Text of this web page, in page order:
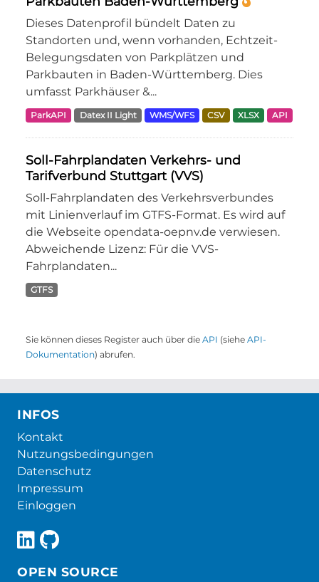
Dieses Datenprofil bündelt Daten zu
Standorten und, wenn vorhanden, Echtzeit-
Belegungsdaten von Parkplätzen und
Parkbauten in Baden-Württemberg. Dies
umfasst Parkhäuser &...
ParkAPI Datex II Light WMS/WFS CSV XLSX API
Soll-Fahrplandaten Verkehrs- und
Tarifverbund Stuttgart (VVS)
Soll-Fahrplandaten des Verkehrsverbundes
mit Linienverlauf im GTFS-Format. Es wird auf
die Webseite opendata-oepnv.de verwiesen.
Abweichende Lizenz: Für die VVS-
Fahrplandaten...
GTFS
Sie können dieses Register auch über die API (siehe API-
Dokumentation) abrufen.
INFOS
Kontakt
Nutzungsbedingungen
Datenschutz
Impressum
Einloggen
OPEN SOURCE